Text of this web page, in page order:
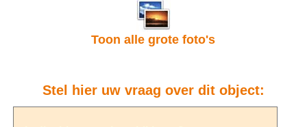
Toon alle grote foto's
Stel hier uw vraag over dit object: